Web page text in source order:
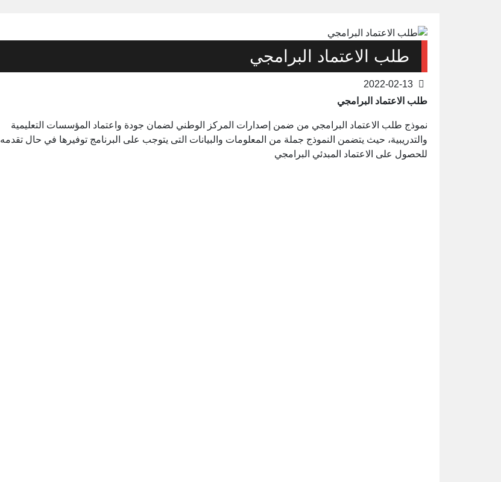
طلب الاعتماد البرامجي
طلب الاعتماد البرامجي
نموذج طلب الاعتماد البرامجي من ضمن إصدارات المركز الوطني لضمان جودة واعتماد المؤسسات التعليمية
والتدريبية، حيث يتضمن النموذج جملة من المعلومات والبيانات التى يتوجب على البرنامج توفيرها في حال تقدمه
للحصول على الاعتماد المبدئي البرامجي